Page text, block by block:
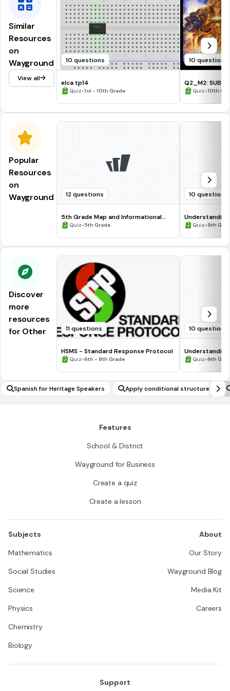
Similar
Resources
on
Wayground
View all
10 questions
elca tp14
Quiz•1st - 10th Grade
10 questions
Q2_M2:
Quiz•10th
Popular
Resources
on
Wayground
12 questions
5th Grade Map and Informational
Processing Skills
Quiz•5th Grade
10 questions
Quiz•9th
Discover
more
resources
for Other
11 questions
HSMS - Standard Response Protocol
Quiz•6th - 8th Grade
10 questions
Quiz•9th
Spanish for Heritage Speakers Apply conditional structures
Features
School & District
Wayground for Business
Create a quiz
Create a lesson
Subjects
Mathematics
Social Studies
Science
Physics
Chemistry
Biology
About
Our Story
Wayground Blog
Media Kit
Careers
Support